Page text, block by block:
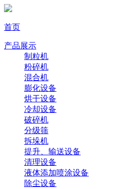
首页
产品展示
制粒机
粉碎机
混合机
膨化设备
烘干设备
冷却设备
破碎机
分级筛
拆垛机
提升、输送设备
清理设备
液体添加喷涂设备
除尘设备